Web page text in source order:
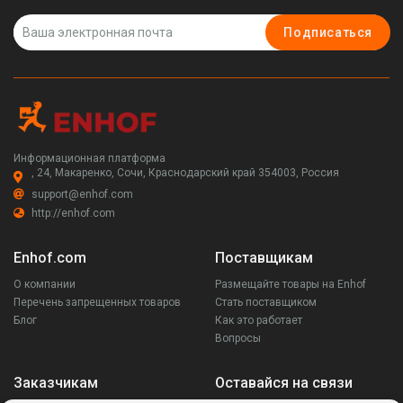
Подписаться
Информационная платформа
, 24, Макаренко, Сочи, Краснодарский край 354003, Россия
support@enhof.com
http://enhof.com
Enhof.com
О компании
Перечень запрещенных товаров
Блог
Поставщикам
Размещайте товары на Enhof
Стать поставщиком
Как это работает
Вопросы
Заказчикам Оставайся на связи